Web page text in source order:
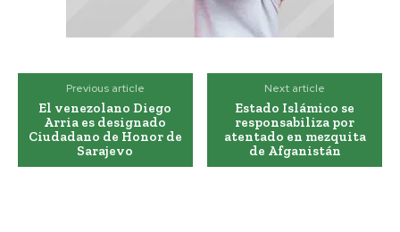
Previous article
El venezolano Diego
Arria es designado
Ciudadano de Honor de
Sarajevo
Next article
Estado Islámico se
responsabiliza por
atentado en mezquita
de Afganistán